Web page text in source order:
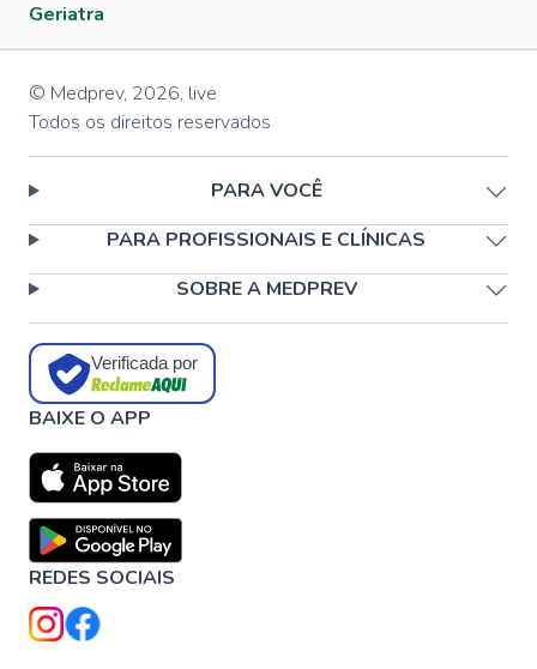
Geriatra
© Medprev, 2026, live
Todos os direitos reservados
PARA VOCÊ
PARA PROFISSIONAIS E CLÍNICAS
SOBRE A MEDPREV
Verificada por
BAIXE O APP
REDES SOCIAIS